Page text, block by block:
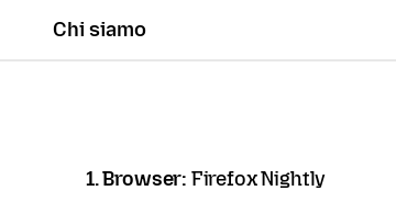
Chi siamo
1. Browser: Firefox Nightly